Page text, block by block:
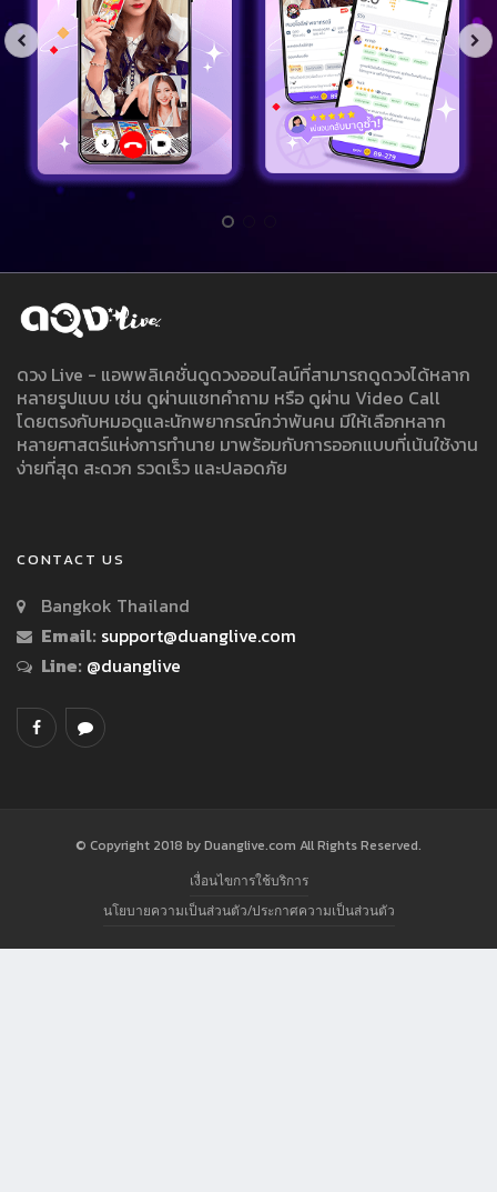
ดวง Live - แอพพลิเคชั่นดูดวงออนไลน์ที่สามารถดูดวงได้หลาก
หลายรูปแบบ เช่น ดูผ่านแชทคำถาม หรือ ดูผ่าน Video Call
โดยตรงกับหมอดูและนักพยากรณ์กว่าพันคน มีให้เลือกหลาก
หลายศาสตร์แห่งการทำนาย มาพร้อมกับการออกแบบที่เน้นใช้งาน
ง่ายที่สุด สะดวก รวดเร็ว และปลอดภัย
CONTACT US
Bangkok Thailand
Email: support@duanglive.com
Line: @duanglive
© Copyright 2018 by Duanglive.com All Rights Reserved.
เงื่อนไขการใช้บริการ
นโยบายความเป็นส่วนตัว/ประกาศความเป็นส่วนตัว